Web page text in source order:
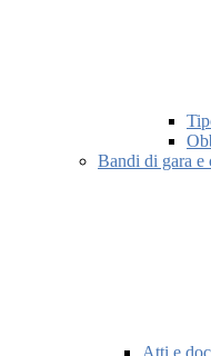
Bandi di gara e